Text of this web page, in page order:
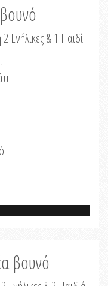
2 Ενήλικες & 1 Παιδί
βουνό